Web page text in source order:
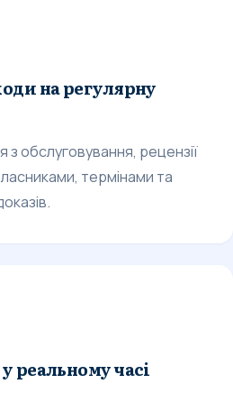
на регулярну
обслуговування, рецензії
термінами та
реальному часі